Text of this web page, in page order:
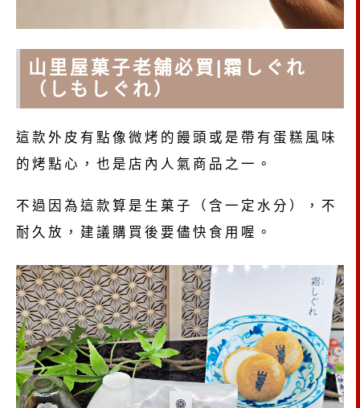
山里屋菓子老舗必買|霜しぐれ
（しもしぐれ）
這款外皮有點像微烤的饅頭或是帶有蛋糕風味
的烤點心，也是店內人氣商品之一。
不過因為這款算是生菓子（含一定水分），不
耐久放，建議購買後要儘快食用喔。